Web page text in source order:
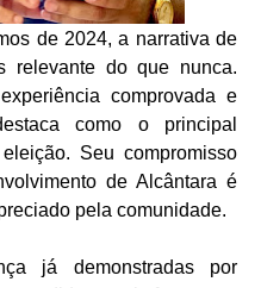
de 2024, a narrativa de
relevante do que nunca.
comprovada e
como o principal
Seu compromisso
de Alcântara é
pela comunidade.
já demonstradas por